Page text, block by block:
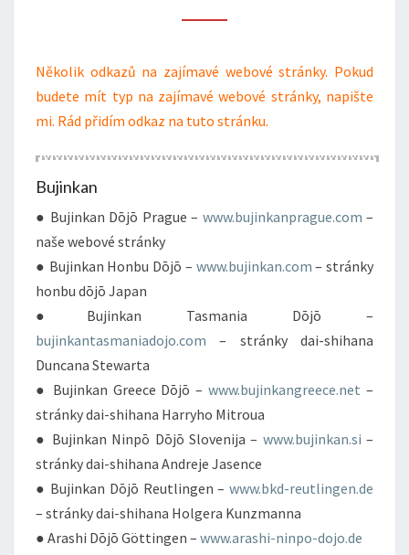
Několik odkazů na zajímavé webové stránky. Pokud
budete mít typ na zajímavé webové stránky, napište
mi. Rád přidím odkaz na tuto stránku.
Bujinkan
● Bujinkan Dōjō Prague – www.bujinkanprague.com –
naše webové stránky
● Bujinkan Honbu Dōjō – www.bujinkan.com – stránky
honbu dōjō Japan
●Bujinkan Tasmania Dōjō –
bujinkantasmaniadojo.com – stránky dai-shihana
Duncana Stewarta
● Bujinkan Greece Dōjō –www.bujinkangreece.net –
stránky dai-shihana Harryho Mitroua
● Bujinkan Ninpō Dōjō Slovenija – www.bujinkan.si –
stránky dai-shihana Andreje Jasence
● Bujinkan Dōjō Reutlingen – www.bkd-reutlingen.de
– stránky dai-shihana Holgera Kunzmanna
● Arashi Dōjō Göttingen – www.arashi-ninpo-dojo.de